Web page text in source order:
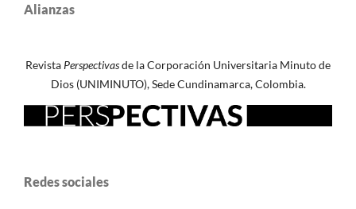
Alianzas
Revista Perspectivasde la Corporación Universitaria Minuto de
Dios (UNIMINUTO), Sede Cundinamarca, Colombia.
Redes sociales